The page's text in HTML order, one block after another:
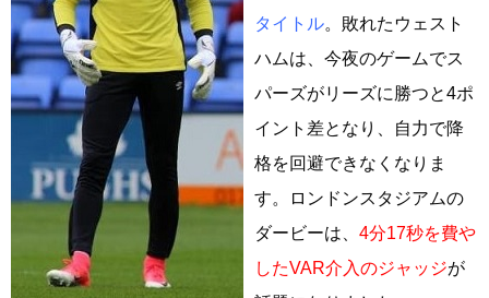
タイトル。敗れたウェスト
ハムは、今夜のゲームでス
パーズがリーズに勝つと4ポ
イント差となり、自力で降
格を回避できなくなりま
す。ロンドンスタジアムの
ダービーは、 4分17秒を費や
したVAR介入のジャッジが